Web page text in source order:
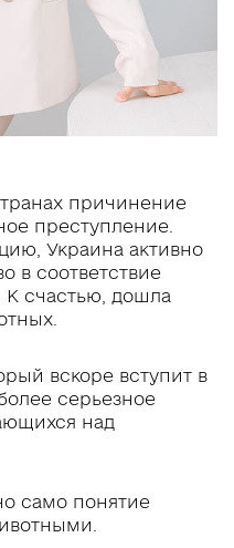
причинение
преступление.
Украина активно
в соответствие
счастью, дошла
вскоре вступит в
серьезное
над
само понятие